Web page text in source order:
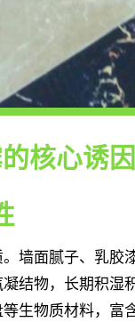
核心诱因
墙面腻子、乳胶
结物，长期积湿
生物质材料，富